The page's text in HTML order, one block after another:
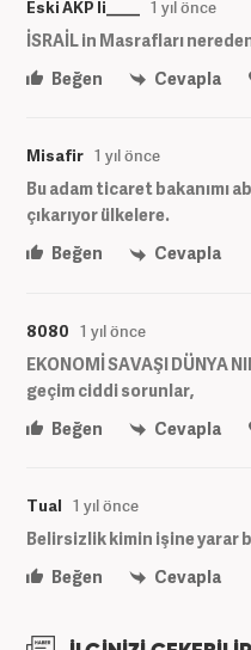
Eski AKP li____ 1 yıl önce
İSRAİL in Masrafları
Beğen
Cevapla
Misafir 1 yıl önce
Bu adam ticaret bakanımı
çıkarıyor ülkelere.
Beğen
Cevapla
8080 1 yıl önce
EKONOMİ SAVAŞI DÜNYA
geçim ciddi sorunlar,
Beğen
Cevapla
Tual 1 yıl önce
Belirsizlik kimin işine yarar
Beğen
Cevapla